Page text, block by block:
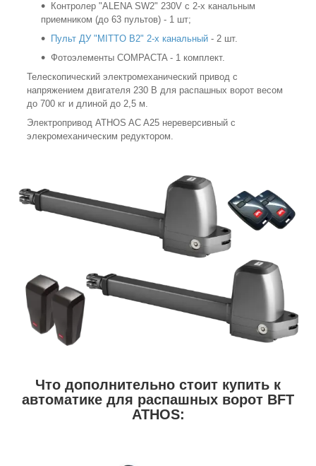
Контролер "ALENA SW2" 230V c 2-х канальным
приемником (до 63 пультов) - 1 шт;
Пульт ДУ "MITTO B2" 2-х канальный - 2 шт.
Фотоэлементы COMPACTA - 1 комплект.
Телескопический электромеханический привод с
напряжением двигателя 230 В для распашных ворот весом
до 700 кг и длиной до 2,5 м.
Электропривод ATHOS AC A25 нереверсивный с
элекромеханическим редуктором.
Что дополнительно стоит купить к
автоматике для распашных ворот BFT
ATHOS: